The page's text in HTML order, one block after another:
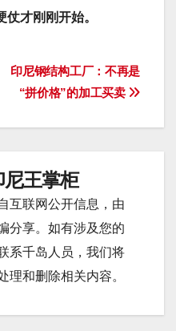
才刚刚开始。
印尼钢结构工厂：不再是
“拼价格”的加工买卖
尼王掌柜
互联网公开信息，由
分享。如有涉及您的
系千岛人员，我们将
理和删除相关内容。